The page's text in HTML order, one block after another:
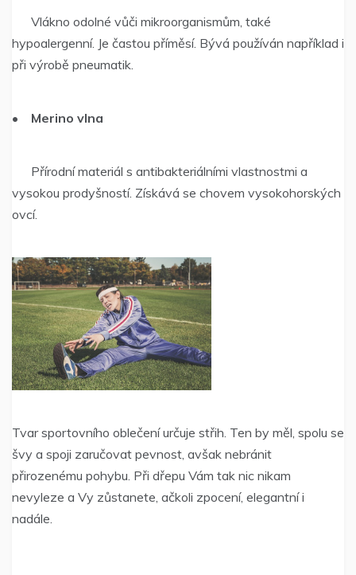
Vlákno odolné vůči mikroorganismům, také
hypoalergenní. Je častou příměsí. Bývá používán například i
při výrobě pneumatik.
• Merino vlna
Přírodní materiál s antibakteriálními vlastnostmi a
vysokou prodyšností. Získává se chovem vysokohorských
ovcí.
Tvar sportovního oblečení určuje střih. Ten by měl, spolu se
švy a spoji zaručovat pevnost, avšak nebránit
přirozenému pohybu. Při dřepu Vám tak nic nikam
nevyleze a Vy zůstanete, ačkoli zpocení, elegantní i
nadále.